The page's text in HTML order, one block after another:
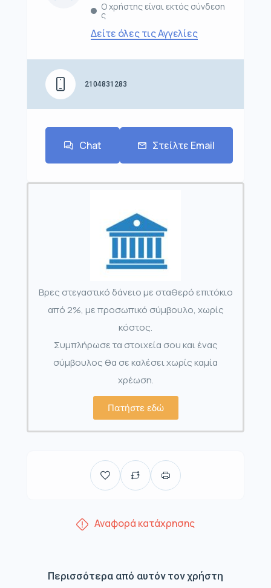
Ο χρήστης είναι εκτός σύνδεση
ς
Δείτε όλες τις Αγγελίες
2104831283
Chat Στείλτε Email
Βρες στεγαστικό δάνειο με σταθερό επιτόκιο
από 2%, με προσωπικό σύμβουλο, χωρίς
κόστος.
Συμπλήρωσε τα στοιχεία σου και ένας
σύμβουλος θα σε καλέσει χωρίς καμία
χρέωση.
Πατήστε εδώ
Αναφορά κατάχρησης
Περισσότερα από αυτόν τον χρήστη